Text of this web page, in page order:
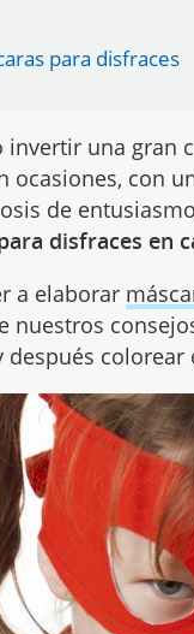
para disfraces
invertir una gran
ocasiones, con
de
disfraces en
a elaborar
nuestros
colorear